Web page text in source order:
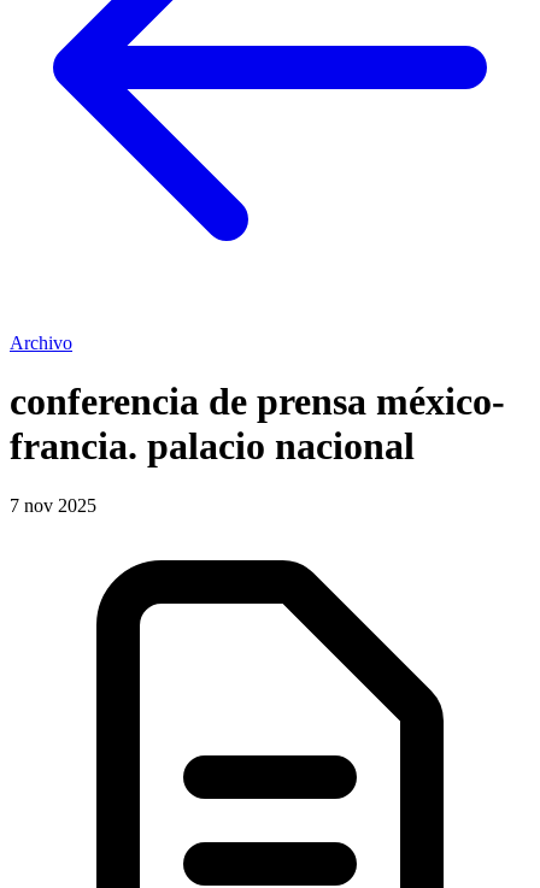
Archivo
conferencia de prensa méxico-
francia. palacio nacional
7 nov 2025